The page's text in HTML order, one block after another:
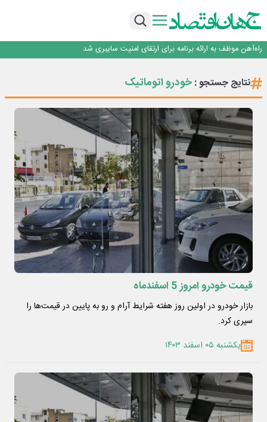
اینوتکس امسال با مدل جدید برگزار می‌شود
راه‌آهن موظف به ارائه برنامه برای ارتقای امنیت سایبری شد
یک اشتباه کلاد، تمام اطلاعات کاربر را به باد داد
اینوتکس امسال با مدل جدید برگزار می‌شود
نتایج جستجو :خودرو اتوماتیک
قیمت خودرو امروز 5 اسفندماه
بازار خودرو در اولین روز هفته شرایط آرام و رو به پایین در قیمت‌ها را
سپری کرد.
یکشنبه ۰۵ اسفند ۱۴۰۳